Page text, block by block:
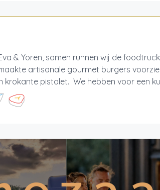
& Yoren, samen runnen wij de
artisanale gourmet burgers
krokante pistolet. We hebben voor een